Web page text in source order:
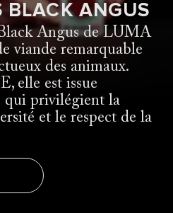
ANGUS
Angus de LUMA
viande remarquable
des animaux.
elle est issue
qui privilégient la
et le respect de la